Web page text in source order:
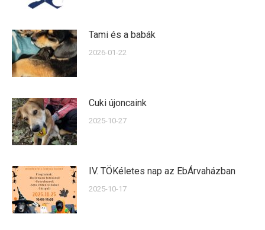
Tami és a babák
2026-01-22
Cuki újoncaink
2025-10-27
IV. TÖKéletes nap az EbÁrvaházban
2025-10-17